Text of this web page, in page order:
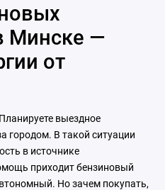
Минске —
от
выездное
городом. В такой ситуации
в источнике
приходит бензиновый
Но зачем покупать,